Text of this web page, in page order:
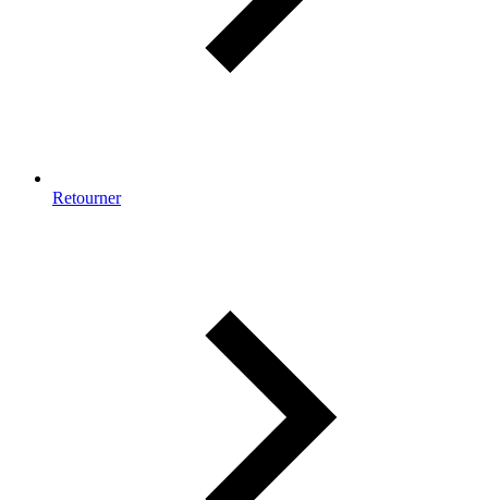
Retourner